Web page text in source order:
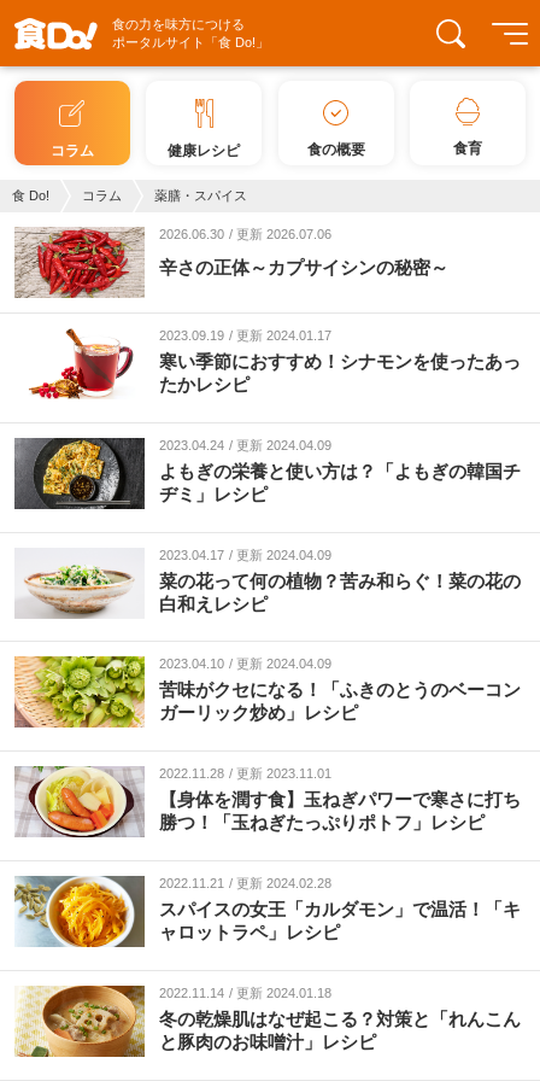
食の力を味方につける
ポータルサイト「食 Do!」
コラム 健康レシピ 食の概要 食育
食 Do! コラム 薬膳・スパイス
辛さの正体～カプサイシンの秘密～
2026.06.30 更新 2026.07.06
寒い季節におすすめ！シナモンを使ったあっ
たかレシピ
2023.09.19 更新 2024.01.17
よもぎの栄養と使い方は？「よもぎの韓国チ
ヂミ」レシピ
2023.04.24 更新 2024.04.09
菜の花って何の植物？苦み和らぐ！菜の花の
白和えレシピ
2023.04.17 更新 2024.04.09
苦味がクセになる！「ふきのとうのベーコン
ガーリック炒め」レシピ
2023.04.10 更新 2024.04.09
【身体を潤す食】玉ねぎパワーで寒さに打ち
勝つ！「玉ねぎたっぷりポトフ」レシピ
2022.11.28 更新 2023.11.01
スパイスの女王「カルダモン」で温活！「キ
ャロットラペ」レシピ
2022.11.21 更新 2024.02.28
冬の乾燥肌はなぜ起こる？対策と「れんこん
と豚肉のお味噌汁」レシピ
2022.11.14 更新 2024.01.18